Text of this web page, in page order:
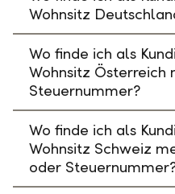
Wohnsitz
Wo finde ich als
Wohnsitz Österreich
Steuernummer?
Wo finde ich als
Wohnsitz Schweiz
oder